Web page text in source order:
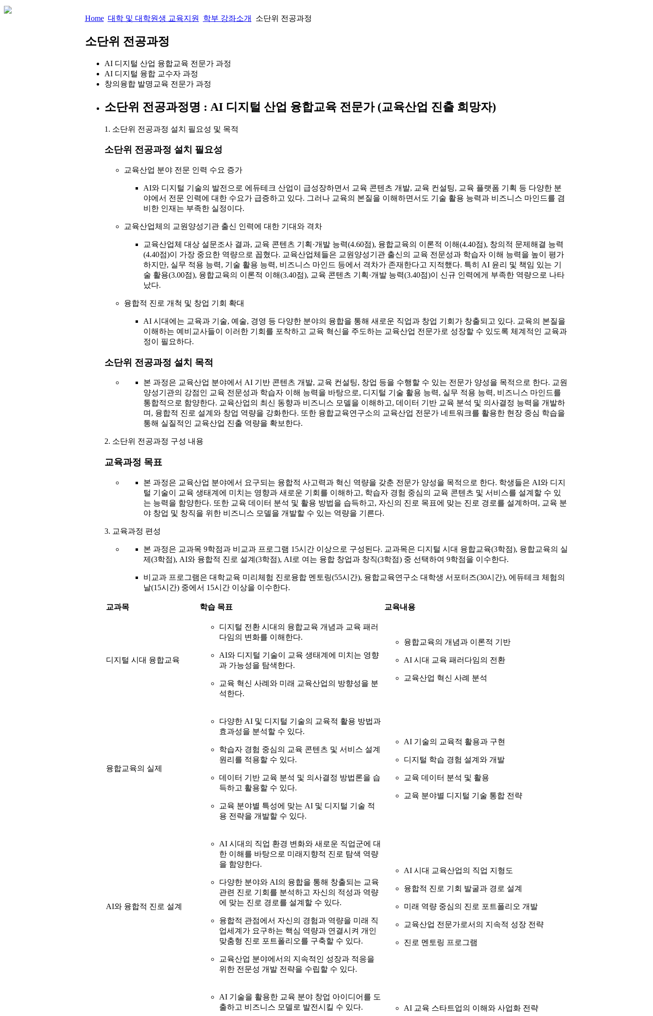
Home 대학 및 대학원생 교육지원 학부 강좌소개 소단위 전공과정
소단위 전공과정
AI 디지털 산업 융합교육 전문가 과정
AI 디지털 융합 교수자 과정
창의융합 발명교육 전문가 과정
소단위 전공과정명 : AI 디지털 산업 융합교육 전문가 (교육산업 진출 희망자)
1. 소단위 전공과정 설치 필요성 및 목적
소단위 전공과정 설치 필요성
교육산업 분야 전문 인력 수요 증가
AI와 디지털 기술의 발전으로 에듀테크 산업이 급성장하면서 교육 콘텐츠 개발, 교육 컨설팅, 교육 플랫폼 기획 등 다양한 분
야에서 전문 인력에 대한 수요가 급증하고 있다. 그러나 교육의 본질을 이해하면서도 기술 활용 능력과 비즈니스 마인드를 겸
비한 인재는 부족한 실정이다.
교육산업체의 교원양성기관 출신 인력에 대한 기대와 격차
교육산업체 대상 설문조사 결과, 교육 콘텐츠 기획·개발 능력(4.60점), 융합교육의 이론적 이해(4.40점), 창의적 문제해결 능력
(4.40점)이 가장 중요한 역량으로 꼽혔다. 교육산업체들은 교원양성기관 출신의 교육 전문성과 학습자 이해 능력을 높이 평가
하지만, 실무 적용 능력, 기술 활용 능력, 비즈니스 마인드 등에서 격차가 존재한다고 지적했다. 특히 AI 윤리 및 책임 있는 기
술 활용(3.00점), 융합교육의 이론적 이해(3.40점), 교육 콘텐츠 기획·개발 능력(3.40점)이 신규 인력에게 부족한 역량으로 나타
났다.
융합적 진로 개척 및 창업 기회 확대
AI 시대에는 교육과 기술, 예술, 경영 등 다양한 분야의 융합을 통해 새로운 직업과 창업 기회가 창출되고 있다. 교육의 본질을
이해하는 예비교사들이 이러한 기회를 포착하고 교육 혁신을 주도하는 교육산업 전문가로 성장할 수 있도록 체계적인 교육과
정이 필요하다.
소단위 전공과정 설치 목적
본 과정은 교육산업 분야에서 AI 기반 콘텐츠 개발, 교육 컨설팅, 창업 등을 수행할 수 있는 전문가 양성을 목적으로 한다. 교원
양성기관의 강점인 교육 전문성과 학습자 이해 능력을 바탕으로, 디지털 기술 활용 능력, 실무 적용 능력, 비즈니스 마인드를
통합적으로 함양한다. 교육산업의 최신 동향과 비즈니스 모델을 이해하고, 데이터 기반 교육 분석 및 의사결정 능력을 개발하
며, 융합적 진로 설계와 창업 역량을 강화한다. 또한 융합교육연구소의 교육산업 전문가 네트워크를 활용한 현장 중심 학습을
통해 실질적인 교육산업 진출 역량을 확보한다.
2. 소단위 전공과정 구성 내용
교육과정 목표
본 과정은 교육산업 분야에서 요구되는 융합적 사고력과 혁신 역량을 갖춘 전문가 양성을 목적으로 한다. 학생들은 AI와 디지
털 기술이 교육 생태계에 미치는 영향과 새로운 기회를 이해하고, 학습자 경험 중심의 교육 콘텐츠 및 서비스를 설계할 수 있
는 능력을 함양한다. 또한 교육 데이터 분석 및 활용 방법을 습득하고, 자신의 진로 목표에 맞는 진로 경로를 설계하며, 교육 분
야 창업 및 창직을 위한 비즈니스 모델을 개발할 수 있는 역량을 기른다.
3. 교육과정 편성
본 과정은 교과목 9학점과 비교과 프로그램 15시간 이상으로 구성된다. 교과목은 디지털 시대 융합교육(3학점), 융합교육의 실
제(3학점), AI와 융합적 진로 설계(3학점), AI로 여는 융합 창업과 창직(3학점) 중 선택하여 9학점을 이수한다.
비교과 프로그램은 대학교육 미리체험 진로융합 멘토링(55시간), 융합교육연구소 대학생 서포터즈(30시간), 에듀테크 체험의
날(15시간) 중에서 15시간 이상을 이수한다.
교과목 학습 목표 교육내용
디지털 시대 융합교육
디지털 전환 시대의 융합교육 개념과 교육 패러
다임의 변화를 이해한다.
AI와 디지털 기술이 교육 생태계에 미치는 영향
과 가능성을 탐색한다.
교육 혁신 사례와 미래 교육산업의 방향성을 분
석한다.
융합교육의 개념과 이론적 기반
AI 시대 교육 패러다임의 전환
교육산업 혁신 사례 분석
융합교육의 실제
다양한 AI 및 디지털 기술의 교육적 활용 방법과
효과성을 분석할 수 있다.
학습자 경험 중심의 교육 콘텐츠 및 서비스 설계
원리를 적용할 수 있다.
데이터 기반 교육 분석 및 의사결정 방법론을 습
득하고 활용할 수 있다.
교육 분야별 특성에 맞는 AI 및 디지털 기술 적
용 전략을 개발할 수 있다.
AI 기술의 교육적 활용과 구현
디지털 학습 경험 설계와 개발
교육 데이터 분석 및 활용
교육 분야별 디지털 기술 통합 전략
AI와 융합적 진로 설계
AI 시대의 직업 환경 변화와 새로운 직업군에 대
한 이해를 바탕으로 미래지향적 진로 탐색 역량
을 함양한다.
다양한 분야와 AI의 융합을 통해 창출되는 교육
관련 진로 기회를 분석하고 자신의 적성과 역량
에 맞는 진로 경로를 설계할 수 있다.
융합적 관점에서 자신의 경험과 역량을 미래 직
업세계가 요구하는 핵심 역량과 연결시켜 개인
맞춤형 진로 포트폴리오를 구축할 수 있다.
교육산업 분야에서의 지속적인 성장과 적응을
위한 전문성 개발 전략을 수립할 수 있다.
AI 시대 교육산업의 직업 지형도
융합적 진로 기회 발굴과 경로 설계
미래 역량 중심의 진로 포트폴리오 개발
교육산업 전문가로서의 지속적 성장 전략
진로 멘토링 프로그램
AI 기술을 활용한 교육 분야 창업 아이디어를 도
출하고 비즈니스 모델로 발전시킬 수 있다.
AI 교육 스타트업의 이해와 사업화 전략